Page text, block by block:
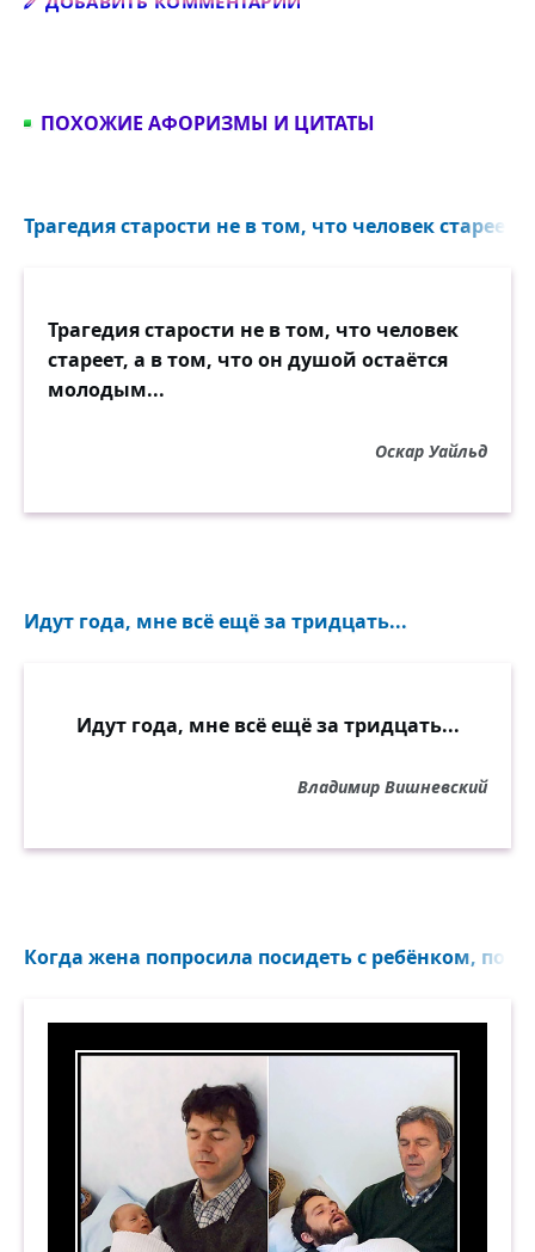
ПОХОЖИЕ АФОРИЗМЫ И ЦИТАТЫ
Трагедия старости не в том, что человек стареет...
Трагедия старости не в том, что человек
стареет, а в том, что он душой остаётся
молодым...
Оскар Уайльд
Идут года, мне всё ещё за тридцать...
Идут года, мне всё ещё за тридцать...
Владимир Вишневский
Когда жена попросила посидеть с ребёнком, пока